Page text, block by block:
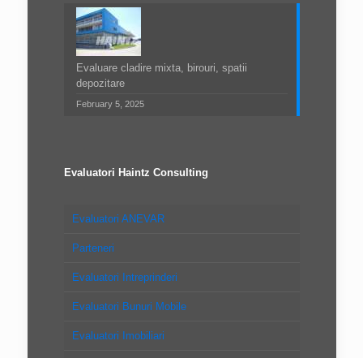
Evaluare cladire mixta, birouri, spatii
depozitare
February 5, 2025
Evaluatori Haintz Consulting
Evaluatori ANEVAR
Parteneri
Evaluatori Intreprinderi
Evaluatori Bunuri Mobile
Evaluatori Imobiliari